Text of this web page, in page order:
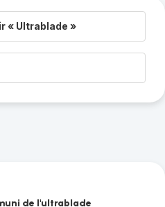
« Ultrablade »
de l'ultrablade